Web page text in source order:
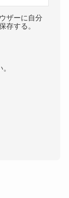
ザーに自分
存する。